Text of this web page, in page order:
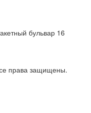
бульвар 16
права защищены.